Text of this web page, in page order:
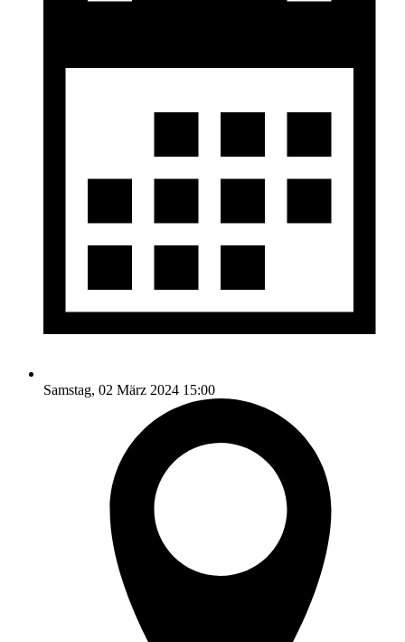
Samstag, 02 März 2024 15:00